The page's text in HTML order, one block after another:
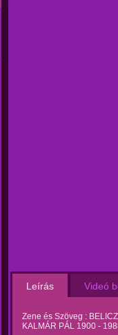
Leírás Videó
Zene és Szöveg :
KALMÁR PÁL 1900 -